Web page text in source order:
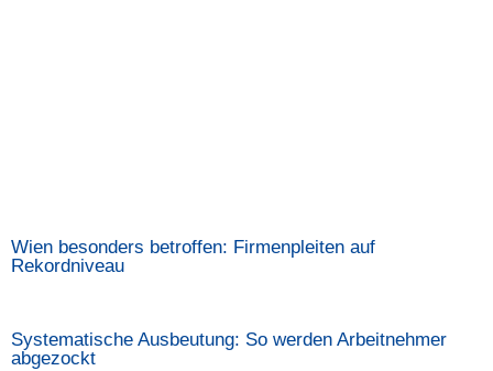
Wien besonders betroffen: Firmenpleiten auf
Rekordniveau
Systematische Ausbeutung: So werden Arbeitnehmer
abgezockt